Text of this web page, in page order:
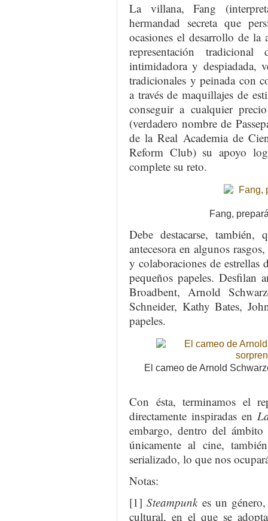
La villana, Fang
hermandad secreta que
ocasiones el desarrollo de la
representación
intimidadora y despiadada,
tradicionales y peinada con
a través de maquillajes de
conseguir a cualquier
(verdadero nombre de
de la Real Academia de
Reform Club) su apoyo
complete su reto.
Fang,
Debe destacarse,
antecesora en algunos
y colaboraciones de
pequeños papeles. Desfilan
Broadbent, Arnold
Schneider, Kathy Bates,
papeles.
El cameo de Arnold
Con ésta, terminamos el
directamente inspiradas en
embargo, dentro del
únicamente al cine,
serializado, lo que nos
Notas:
[1]Steampunkes un género,
cultural, en el que se